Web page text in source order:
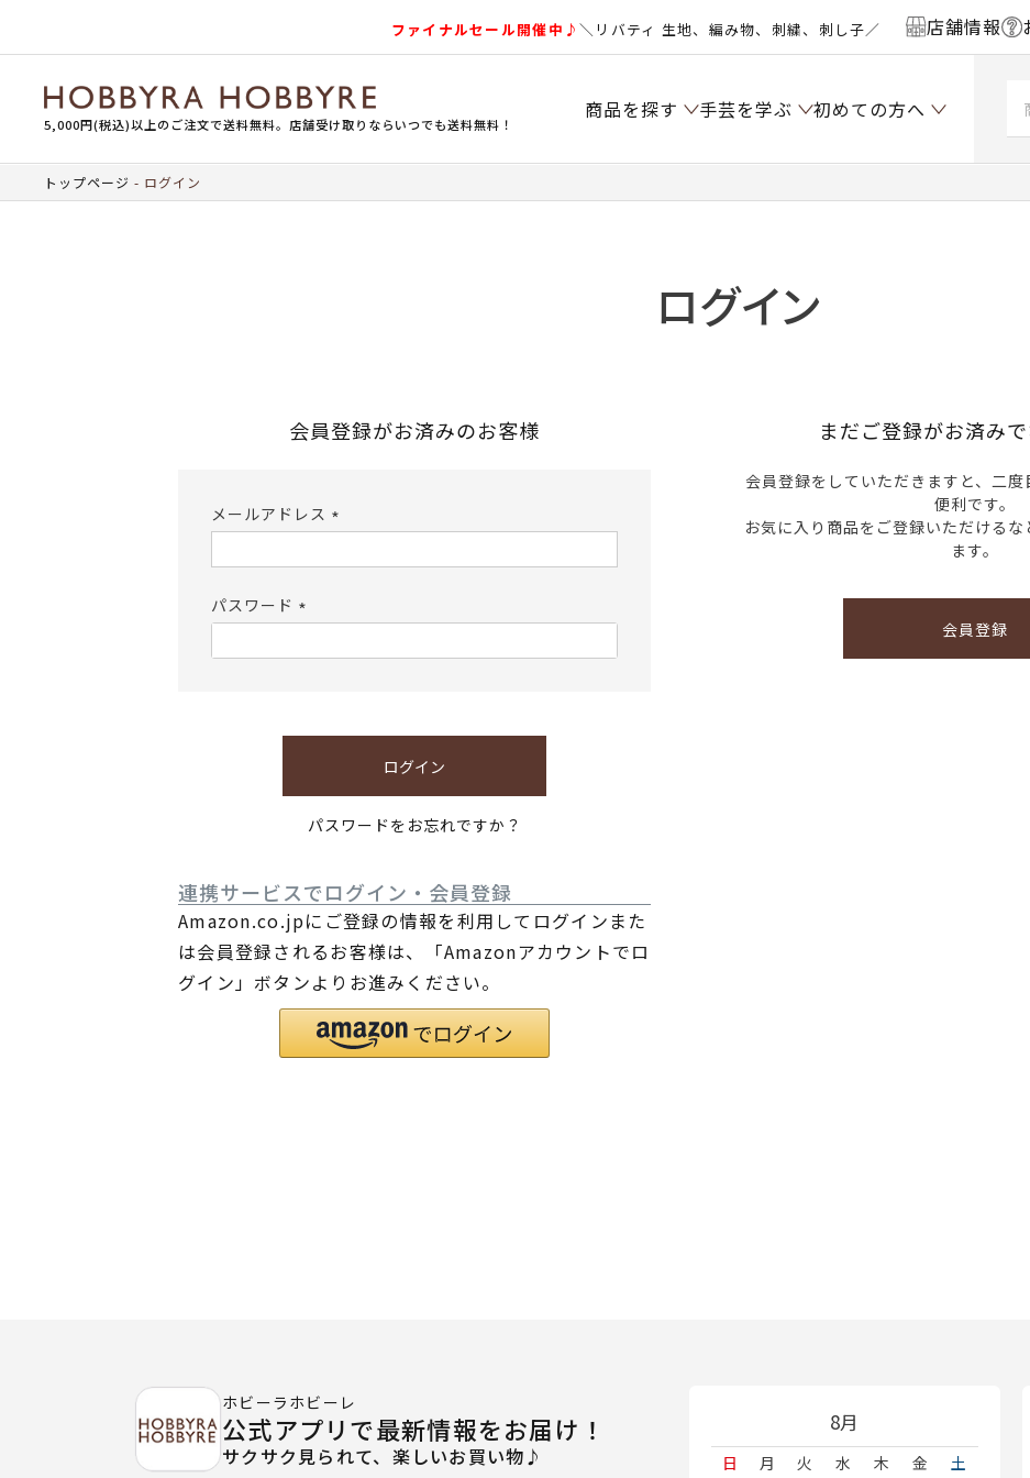
ファイナルセール開催中♪＼リバティ 生地、編み物、刺繍、刺し子／ 店舗情報
5,000円(税込)以上のご注文で送料無料。店舗受け取りならいつでも送料無料！
商品を探す 手芸を学ぶ 初めての方へ
トップページ ログイン
ログイン
会員登録がお済みのお客様
メールアドレス
須)
パスワード
須)
ログイン
パスワードをお忘れですか？
連携サービスでログイン・会員登録
Amazon.co.jpにご登録の情報を利用してログインまた
は会員登録されるお客様は、「Amazonアカウントでロ
グイン」ボタンよりお進みください。
まだご登録がお済み
会員登録をしていただきますと、二
便利です。
お気に入り商品をご登録いただける
ます。
会員登録
8月
日 月 火 水 木 金 土
ホビーラホビーレ
公式アプリで最新情報をお届け！
サクサク見られて、楽しいお買い物♪